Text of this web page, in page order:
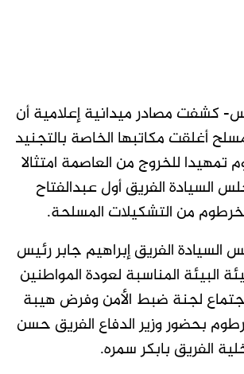
كشفت مصادر ميدانية إعلامية أن
أغلقت مكاتبها الخاصة بالتجنيد
تمهيدا للخروج من العاصمة امتثالا
السيادة الفريق أول عبدالفتاح
من التشكيلات المسلحة.
الفريق إبراهيم جابر رئيس
البيئة المناسبة لعودة المواطنين
لجنة ضبط الأمن وفرض هيبة
بحضور وزير الدفاع الفريق حسن
الفريق بابكر سمره.